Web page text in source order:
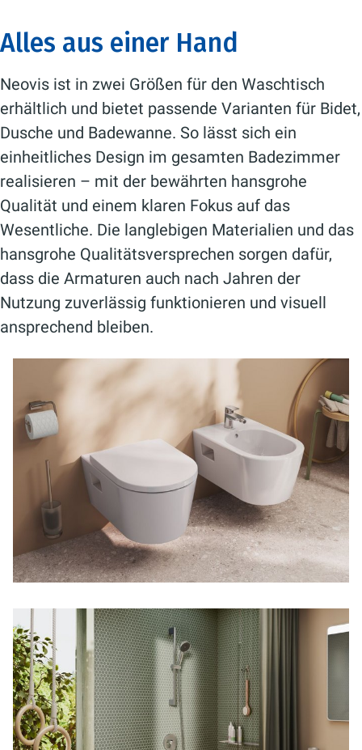
Alles aus einer Hand
Neovis ist in zwei Größen für den Waschtisch
erhältlich und bietet passende Varianten für Bidet,
Dusche und Badewanne. So lässt sich ein
einheitliches Design im gesamten Badezimmer
realisieren – mit der bewährten hansgrohe
Qualität und einem klaren Fokus auf das
Wesentliche. Die langlebigen Materialien und das
hansgrohe Qualitätsversprechen sorgen dafür,
dass die Armaturen auch nach Jahren der
Nutzung zuverlässig funktionieren und visuell
ansprechend bleiben.